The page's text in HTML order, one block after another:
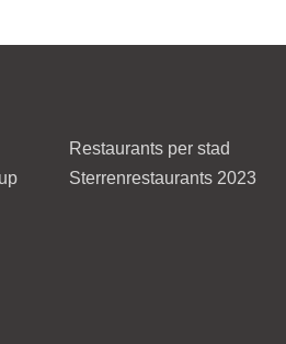
Restaurants per stad
Sterrenrestaurants 2023